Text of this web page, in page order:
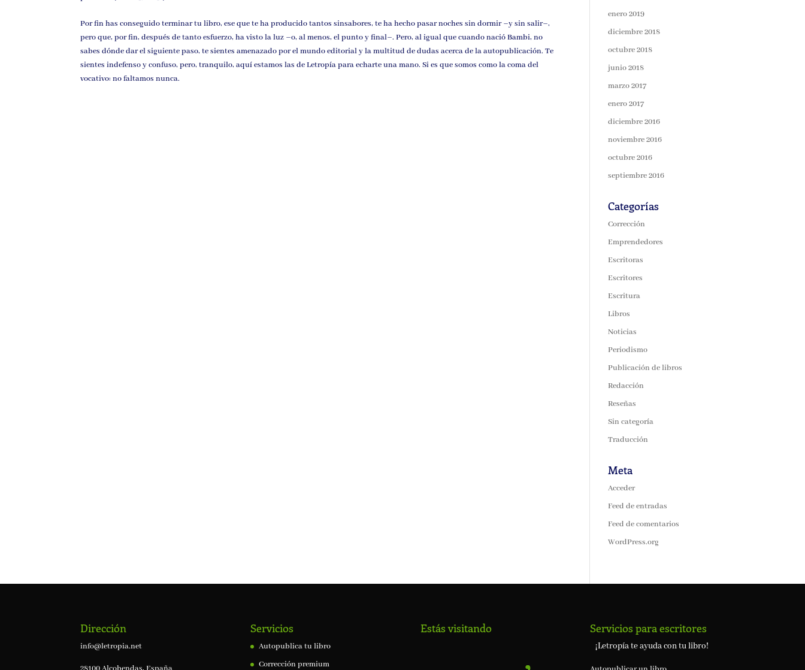
Por fin has conseguido terminar tu libro, ese que te ha producido tantos sinsabores, te ha hecho pasar noches sin dormir –y sin salir–,
pero que, por fin, después de tanto esfuerzo, ha visto la luz –o, al menos, el punto y final–. Pero, al igual que cuando nació Bambi, no
sabes dónde dar el siguiente paso, te sientes amenazado por el mundo editorial y la multitud de dudas acerca de la autopublicación. Te
sientes indefenso y confuso, pero, tranquilo, aquí estamos las de Letropía para echarte una mano. Si es que somos como la coma del
vocativo: no faltamos nunca.
enero 2019
diciembre 2018
octubre 2018
junio 2018
marzo 2017
enero 2017
diciembre 2016
noviembre 2016
octubre 2016
septiembre 2016
Categorías
Corrección
Emprendedores
Escritoras
Escritores
Escritura
Libros
Noticias
Periodismo
Publicación de libros
Redacción
Reseñas
Sin categoría
Traducción
Meta
Acceder
Feed de entradas
Feed de comentarios
WordPress.org
Dirección
info@letropia.net
Servicios
Autopublica tu libro
Corrección premium
Estás visitando Servicios para escritores
¡Letropía te ayuda con tu libro!